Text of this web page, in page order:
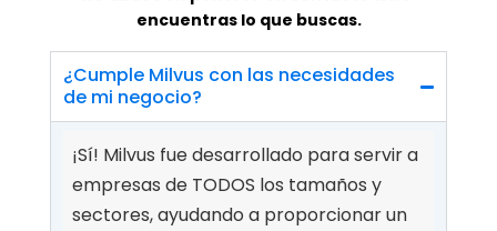
encuentras lo que buscas.
¿Cumple Milvus con las necesidades
de mi negocio?
¡Sí! Milvus fue desarrollado para servir a
empresas de TODOS los tamaños y
sectores, ayudando a proporcionar un